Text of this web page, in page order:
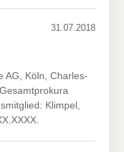
31.07.2018
AG, Köln, Charles-
Klimpel,